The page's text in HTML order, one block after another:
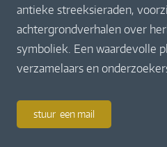
antieke streeksieraden,
achtergrondverhalen over
symboliek. Een waardevolle
verzamelaars en
stuur een mail